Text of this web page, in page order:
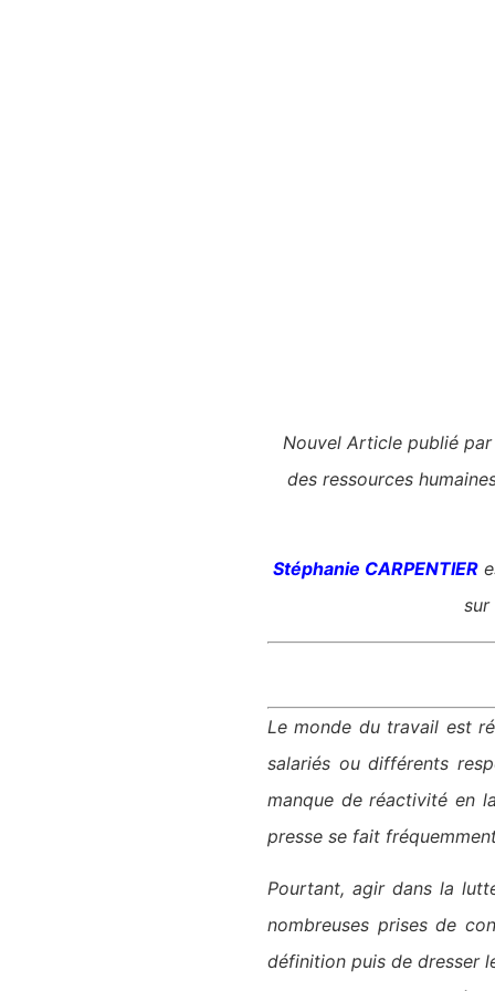
Nouvel Article publié
des ressources
Stéphanie CARPENTIER
sur
Le monde du travail est
salariés ou différents
manque de réactivité en
presse se fait
Pourtant, agir dans la
nombreuses prises de
définition puis de dresser